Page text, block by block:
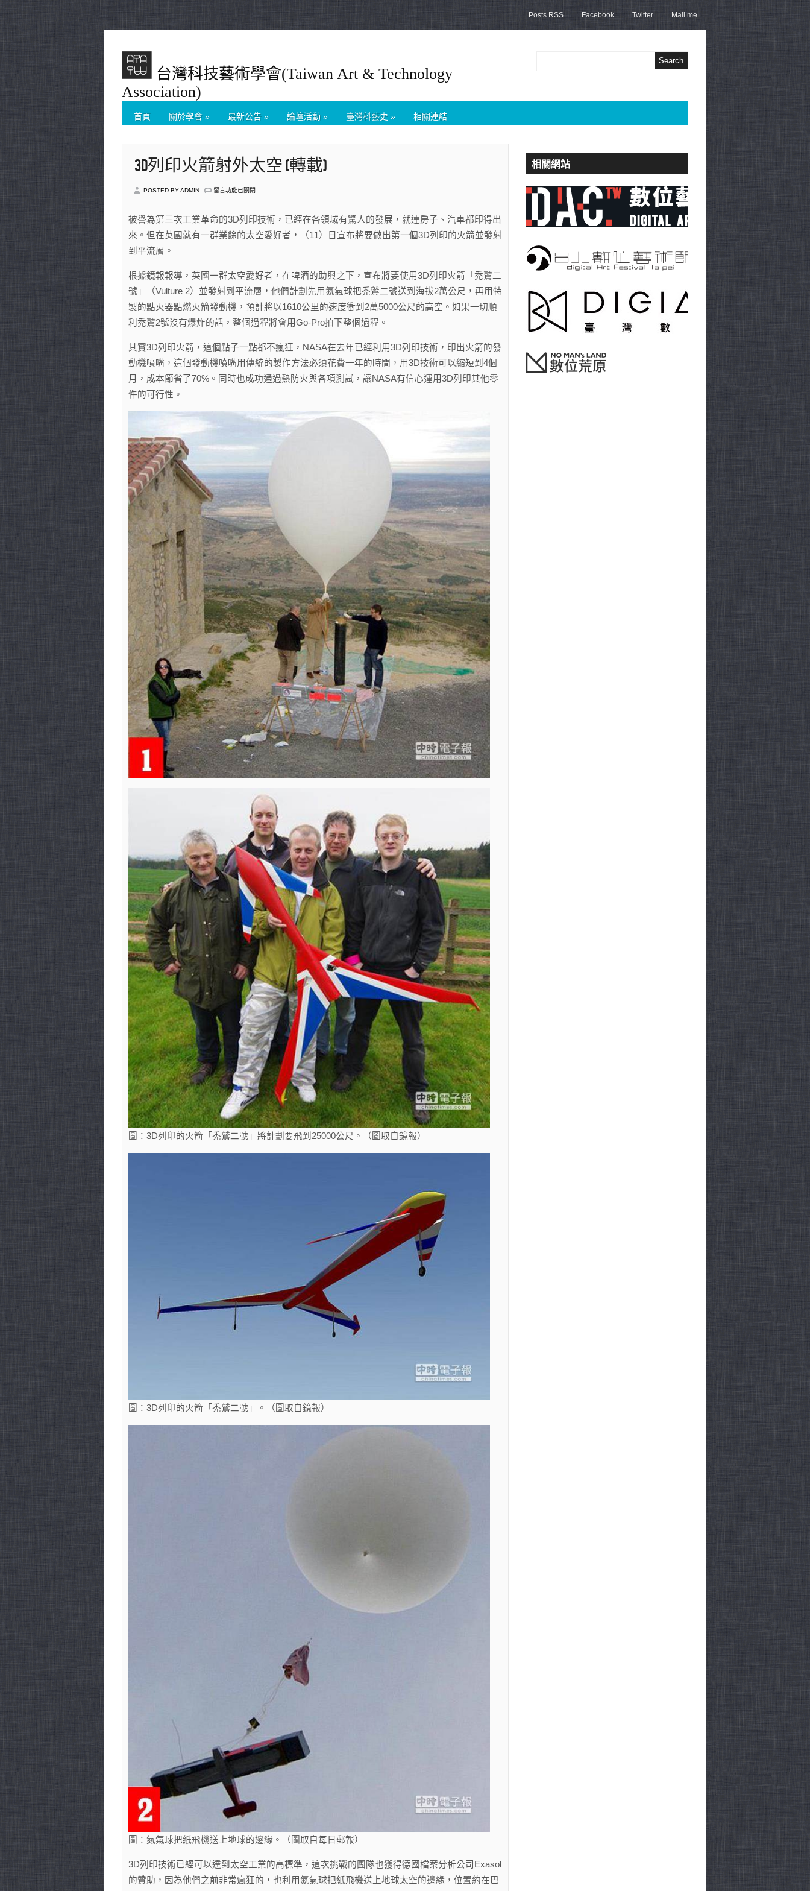
Posts RSS Facebook Twitter Mail me
台灣科技藝術學會(Taiwan Art & Technology
Association)
首頁 關於學會 » 最新公告 » 論壇活動 » 臺灣科藝史 » 相關連結
3D列印火箭射外太空 (轉載)
POSTED BY ADMIN
在
印
火
箭
(轉
載)〉
留言功能已關閉
被譽為第三次工業革命的3D列印技術，已經在各領域有驚人的發展，就連房子、汽車都印得出
來。但在英國就有一群業餘的太空愛好者，（11）日宣布將要做出第一個3D列印的火箭並發射
到平流層。
根據鏡報報導，英國一群太空愛好者，在啤酒的助興之下，宣布將要使用3D列印火箭「禿鷲二
號」（Vulture 2）並發射到平流層，他們計劃先用氮氣球把禿鷲二號送到海拔2萬公尺，再用特
製的點火器點燃火箭發動機，預計將以1610公里的速度衝到2萬5000公尺的高空。如果一切順
利禿鷲2號沒有爆炸的話，整個過程將會用Go-Pro拍下整個過程。
其實3D列印火箭，這個點子一點都不瘋狂，NASA在去年已經利用3D列印技術，印出火箭的發
動機噴嘴，這個發動機噴嘴用傳統的製作方法必須花費一年的時間，用3D技術可以縮短到4個
月，成本節省了70%。同時也成功通過熱防火與各項測試，讓NASA有信心運用3D列印其他零
件的可行性。
圖：3D列印的火箭「禿鷲二號」將計劃要飛到25000公尺。（圖取自鏡報）
圖：3D列印的火箭「禿鷲二號」。（圖取自鏡報）
圖：氮氣球把紙飛機送上地球的邊緣。（圖取自每日郵報）
3D列印技術已經可以達到太空工業的高標準，這次挑戰的團隊也獲得德國檔案分析公司Exasol
的贊助，因為他們之前非常瘋狂的，也利用氮氣球把紙飛機送上地球太空的邊緣，位置約在巴
相關網站